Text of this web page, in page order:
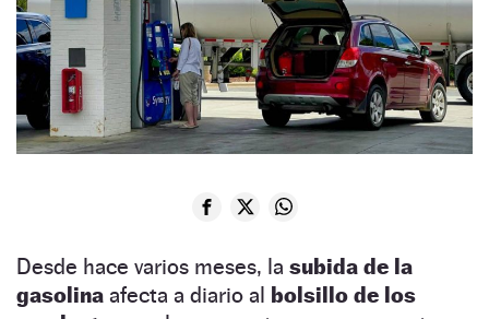
Desde hace varios meses, la subida de la
gasolina afecta a diario al bolsillo de los